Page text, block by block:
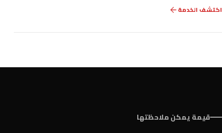
اكتشف الخدمة
قيمة يمكن ملاحظتها